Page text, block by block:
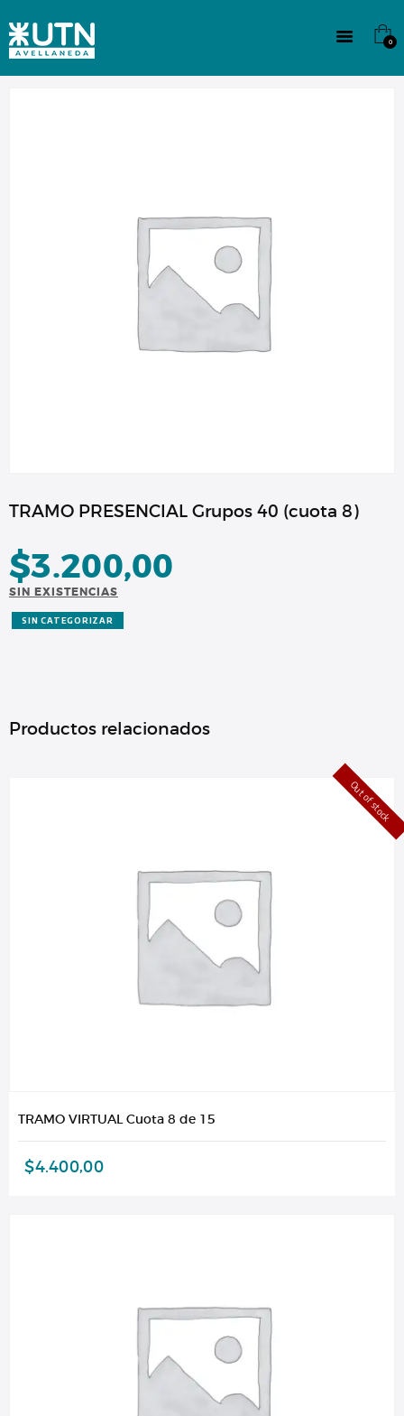
0
CULTURA
TRAMO PRESENCIAL Grupos 40 (cuota 8)
$3.200,00
SIN EXISTENCIAS
SIN CATEGORIZAR
Productos relacionados
Out of stock
TRAMO VIRTUAL Cuota 8 de 15
$4.400,00